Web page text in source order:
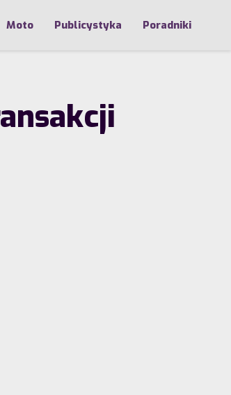
Moto Publicystyka Poradniki